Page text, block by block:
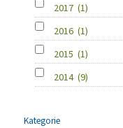
2017 (1)
2016 (1)
2015 (1)
2014 (9)
Kategorie